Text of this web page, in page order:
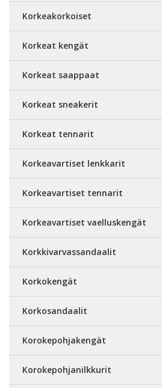
Korkeakorkoiset
Korkeat kengät
Korkeat saappaat
Korkeat sneakerit
Korkeat tennarit
Korkeavartiset lenkkarit
Korkeavartiset tennarit
Korkeavartiset vaelluskengät
Korkkivarvassandaalit
Korkokengät
Korkosandaalit
Korokepohjakengät
Korokepohjanilkkurit